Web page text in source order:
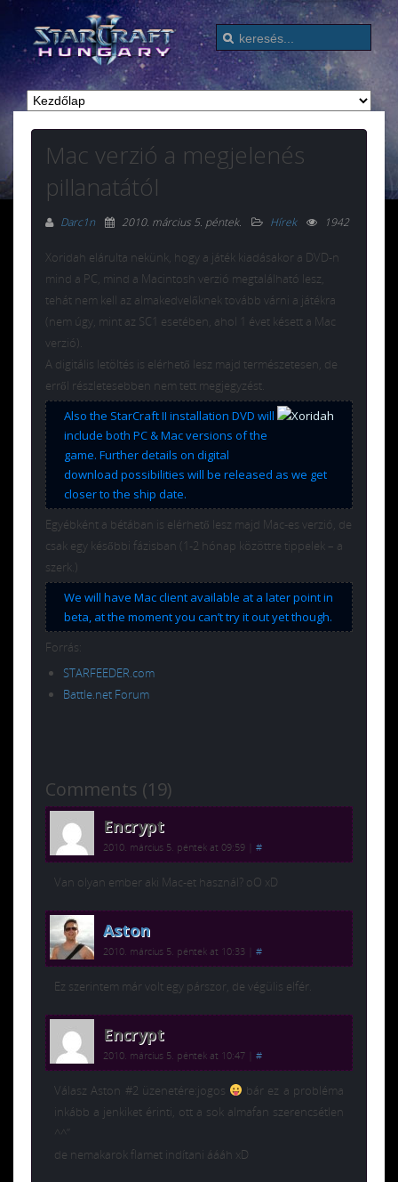
Mac verzió a megjelenés
pillanatától
Darc1n 2010. március 5. péntek. Hírek 1942
Xoridah elárulta nekünk, hogy a játék kiadásakor a DVD-n
mind a PC, mind a Macintosh verzió megtalálható lesz,
tehát nem kell az almakedvelőknek tovább várni a játékra
(nem úgy, mint az SC1 esetében, ahol 1 évet késett a Mac
verzió).
A digitális letöltés is elérhető lesz majd természetesen, de
erről részletesebben nem tett megjegyzést.
Also the StarCraft II installation DVD will
include both PC & Mac versions of the
game. Further details on digital
download possibilities will be released as we get
closer to the ship date.
Egyébként a bétában is elérhető lesz majd Mac-es verzió, de
csak egy későbbi fázisban (1-2 hónap közöttre tippelek – a
szerk.)
We will have Mac client available at a later point in
beta, at the moment you can’t try it out yet though.
Forrás:
STARFEEDER.com
Battle.net Forum
Comments (19)
Encrypt
2010. március 5. péntek at 09:59 #
Van olyan ember aki Mac-et használ? oO xD
Aston
2010. március 5. péntek at 10:33 #
Ez szerintem már volt egy párszor, de végülis elfér.
Encrypt
2010. március 5. péntek at 10:47 #
Válasz Aston #2 üzenetére:jogos
bár ez a probléma
inkább a jenkiket érinti, ott a sok almafan szerencsétlen
^^”
de nemakarok flamet indítani áááh xD